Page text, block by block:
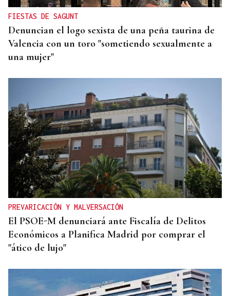
FIESTAS DE SAGUNT
Denuncian el logo sexista de una peña taurina de
Valencia con un toro "sometiendo sexualmente a
una mujer"
PREVARICACIÓN Y MALVERSACIÓN
El PSOE-M denunciará ante Fiscalía de Delitos
Económicos a Planifica Madrid por comprar el
"ático de lujo"